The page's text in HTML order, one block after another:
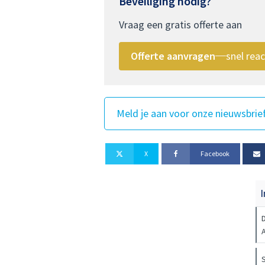
Vraag een gratis offerte aan
Offerte aanvragen snel
Meld je aan voor onze
X Facebook